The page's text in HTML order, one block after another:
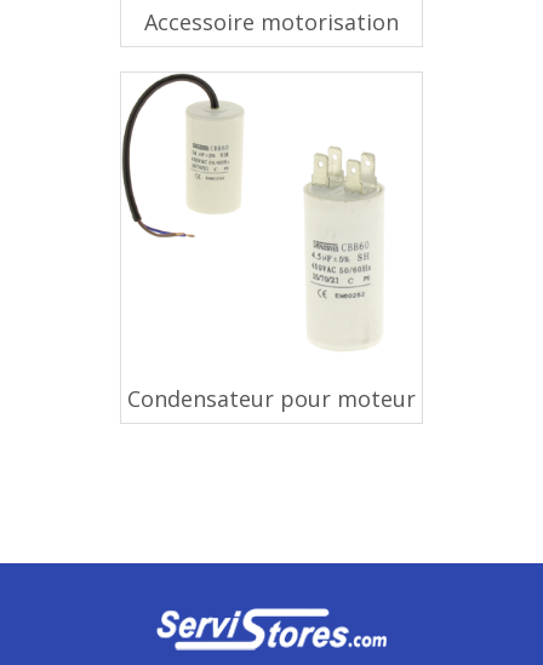
Accessoire motorisation
Condensateur pour moteur